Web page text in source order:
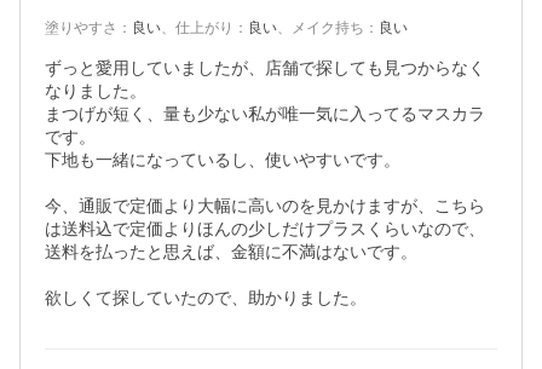
塗りやすさ ： 良い、 仕上がり ： 良い、 メイク持ち ： 良い
ずっと愛用していましたが、店舗で探しても見つからなく
なりました。
まつげが短く、量も少ない私が唯一気に入ってるマスカラ
です。
下地も一緒になっているし、使いやすいです。
今、通販で定価より大幅に高いのを見かけますが、こちら
は送料込で定価よりほんの少しだけプラスくらいなので、
送料を払ったと思えば、金額に不満はないです。
欲しくて探していたので、助かりました。